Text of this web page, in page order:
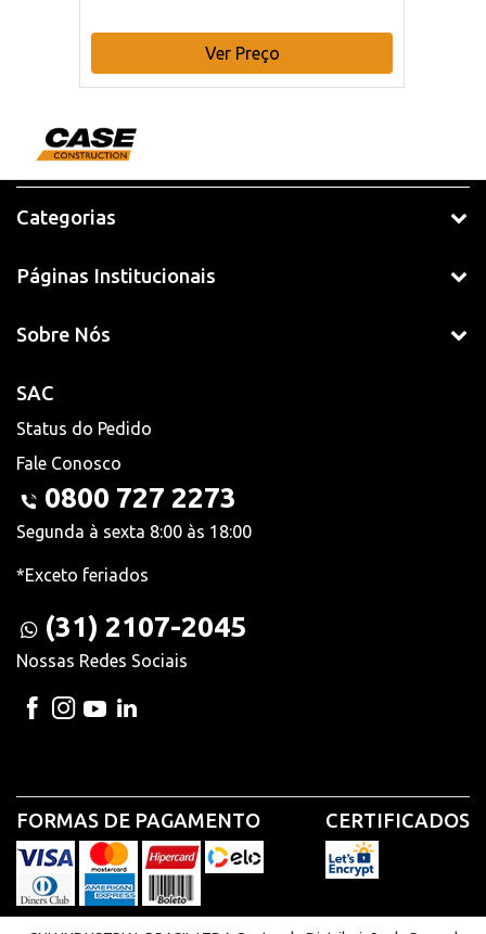
Ver Preço
Categorias
Páginas Institucionais
Sobre Nós
SAC
Status do Pedido
Fale Conosco
0800 727 2273
Segunda à sexta 8:00 às 18:00
*Exceto feriados
(31) 2107-2045
Nossas Redes Sociais
FORMAS DE PAGAMENTO CERTIFICADOS